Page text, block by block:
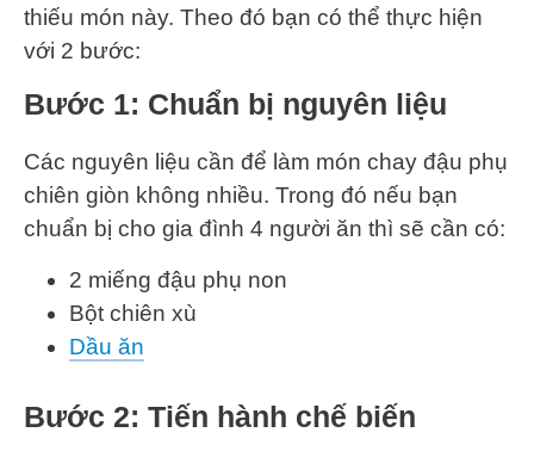
thiếu món này. Theo đó bạn có thể thực hiện
với 2 bước:
Bước 1: Chuẩn bị nguyên liệu
Các nguyên liệu cần để làm món chay đậu phụ
chiên giòn không nhiều. Trong đó nếu bạn
chuẩn bị cho gia đình 4 người ăn thì sẽ cần có:
2 miếng đậu phụ non
Bột chiên xù
Dầu ăn
Bước 2: Tiến hành chế biến